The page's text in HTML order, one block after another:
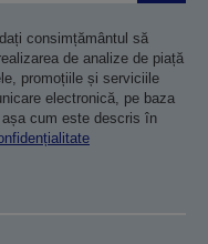
consimțământul să
de analize de piață
promoțiile și serviciile
electronică, pe baza
cum este descris în